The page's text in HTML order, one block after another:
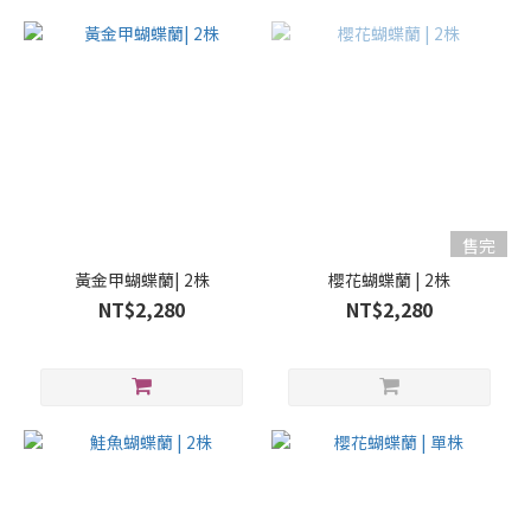
黃金甲蝴蝶蘭| 2株
NT$2,280
售完
櫻花蝴蝶蘭 | 2株
NT$2,280